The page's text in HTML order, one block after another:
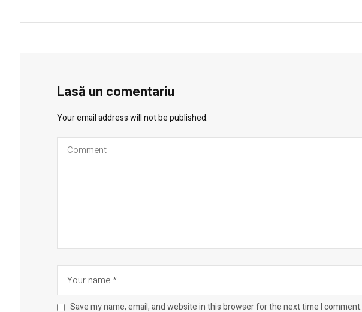
Lasă un comentariu
Your email address will not be published.
Save my name, email, and website in this browser for the next time I comment.